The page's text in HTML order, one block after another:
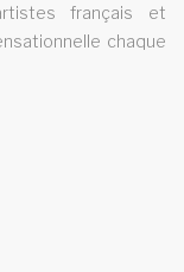
de evry
de colombes
français et
chaque